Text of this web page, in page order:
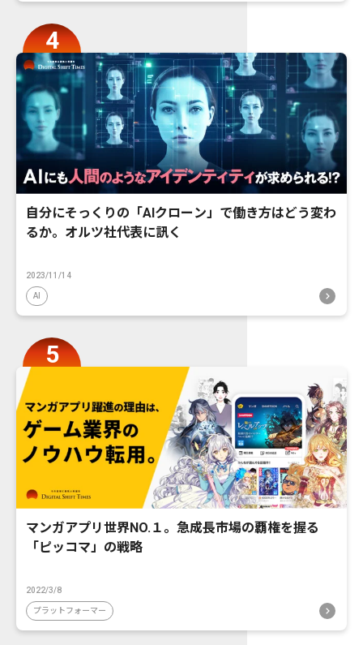
自分にそっくりの「AIクローン」で働き方はどう変わ
るか。オルツ社代表に訊く
2023/11/14
AI
マンガアプリ世界NO.１。急成長市場の覇権を握る
「ピッコマ」の戦略
2022/3/8
プラットフォーマー